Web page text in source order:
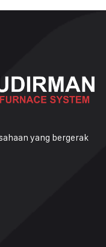
yang bergerak